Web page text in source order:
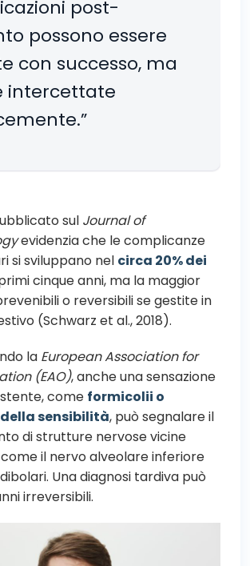
post-
possono essere
con successo, ma
intercettate
sul Journal of
evidenzia che le complicanze
si sviluppano nel circa 20% dei
cinque anni, ma la maggior
o reversibili se gestite in
(Schwarz et al., 2018).
la European Association for
(EAO), anche una sensazione
come formicolii o
sensibilità, può segnalare il
di strutture nervose vicine
il nervo alveolare inferiore
Una diagnosi tardiva può
irreversibili.